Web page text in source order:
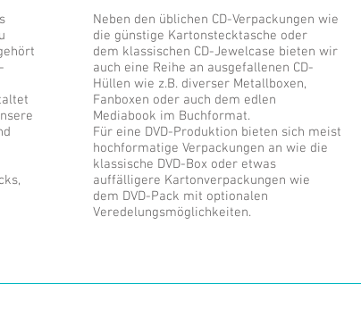
Neben den üblichen CD-Verpackungen wie
die günstige Kartonstecktasche oder
dem klassischen CD-Jewelcase bieten wir
auch eine Reihe an ausgefallenen CD-
Hüllen wie z.B. diverser Metallboxen,
Fanboxen oder auch dem edlen
Mediabook im Buchformat.
Für eine DVD-Produktion bieten sich meist
hochformatige Verpackungen an wie die
klassische DVD-Box oder etwas
auffälligere Kartonverpackungen wie
dem DVD-Pack mit optionalen
Veredelungsmöglichkeiten.